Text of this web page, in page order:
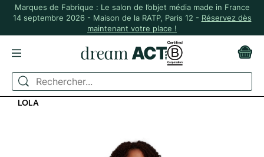
Marques de Fabrique : Le salon de l’objet média made in France
14 septembre 2026 - Maison de la RATP, Paris 12 - Réservez dès
maintenant votre place !
ACCUEIL
MADE IN FRANCE
TEE SHIRT FEMME 100% COTON MADE IN FRANCE -
LOLA